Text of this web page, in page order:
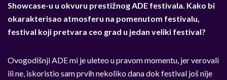
Showcase-u u okvuru prestižnog ADE festivala. Kako bi
okarakterisao atmosferu na pomenutom festivalu,
festival koji pretvara ceo grad u jedan veliki festival?
Ovogodišnji ADE mi je uleteo u pravom momentu, jer verovali
ili ne, iskoristio sam prvih nekoliko dana dok festival još nije